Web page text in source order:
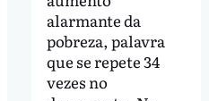
alarmante da
pobreza, palavra
que se repete 34
vezes no